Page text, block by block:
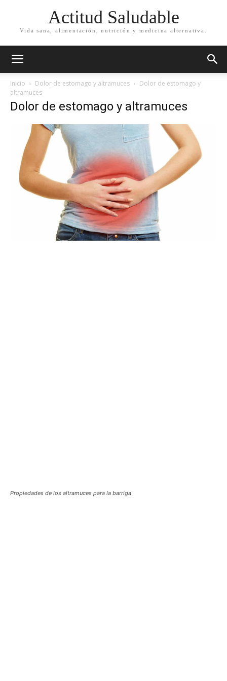
Actitud Saludable
Vida sana, alimentación, nutrición y medicina alternativa.
Inicio Dolor de estomago y altramuces
Dolor de estomago y
altramuces
Dolor de estomago y altramuces
Propiedades de los altramuces para la barriga